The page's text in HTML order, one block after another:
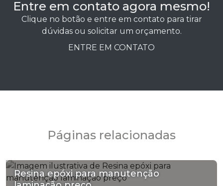
Entre em contato agora mesmo!
Clique no botão e entre em contato para tirar
dúvidas ou solicitar um orçamento.
ENTRE EM CONTATO
Páginas relacionadas
Resina epóxi para manutenção